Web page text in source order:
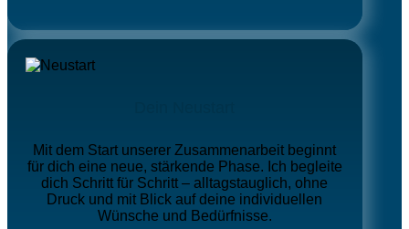
Mit dem Start unserer Zusammenarbeit beginnt
für dich eine neue, stärkende Phase. Ich begleite
dich Schritt für Schritt – alltagstauglich, ohne
Druck und mit Blick auf deine individuellen
Wünsche und Bedürfnisse.